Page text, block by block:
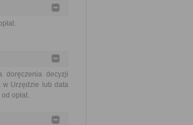
doręczenia decyzji
w Urzędzie lub data
opłat.